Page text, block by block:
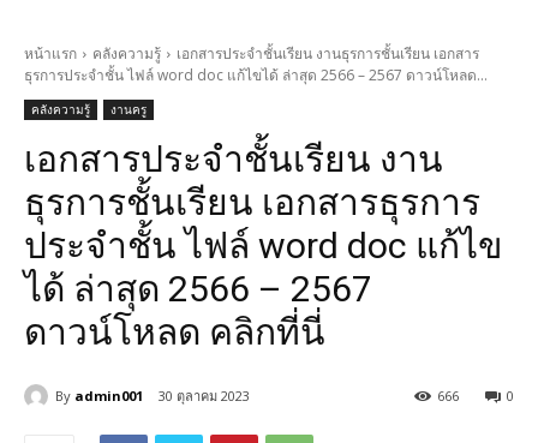
หน้าแรก คลังความรู้
เอกสารประจำชั้นเรียน งานธุรการชั้นเรียน เอกสาร
ธุรการประจำชั้น ไฟล์ word doc แก้ไขได้ ล่าสุด 2566 – 2567 ดาวน์โหลด...
คลังความรู้ งานครู
เอกสารประจำชั้นเรียน งาน
ธุรการชั้นเรียน เอกสารธุรการ
ประจำชั้น ไฟล์ word doc แก้ไข
ได้ ล่าสุด 2566 – 2567
ดาวน์โหลด คลิกที่นี่
By admin001 30 ตุลาคม 2023 0
666